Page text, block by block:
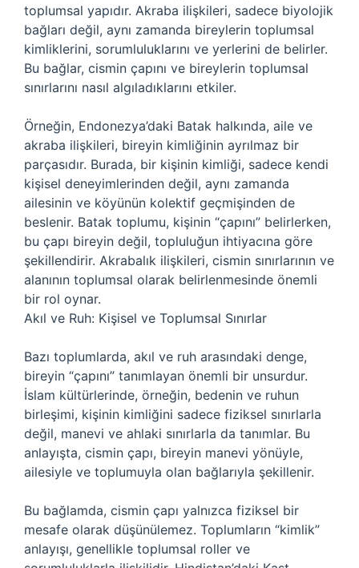
toplumsal yapıdır. Akraba ilişkileri, sadece biyolojik
bağları değil, aynı zamanda bireylerin toplumsal
kimliklerini, sorumluluklarını ve yerlerini de belirler.
Bu bağlar, cismin çapını ve bireylerin toplumsal
sınırlarını nasıl algıladıklarını etkiler.
Örneğin, Endonezya’daki Batak halkında, aile ve
akraba ilişkileri, bireyin kimliğinin ayrılmaz bir
parçasıdır. Burada, bir kişinin kimliği, sadece kendi
kişisel deneyimlerinden değil, aynı zamanda
ailesinin ve köyünün kolektif geçmişinden de
beslenir. Batak toplumu, kişinin “çapını” belirlerken,
bu çapı bireyin değil, topluluğun ihtiyacına göre
şekillendirir. Akrabalık ilişkileri, cismin sınırlarının ve
alanının toplumsal olarak belirlenmesinde önemli
bir rol oynar.
Akıl ve Ruh: Kişisel ve Toplumsal Sınırlar
Bazı toplumlarda, akıl ve ruh arasındaki denge,
bireyin “çapını” tanımlayan önemli bir unsurdur.
İslam kültürlerinde, örneğin, bedenin ve ruhun
birleşimi, kişinin kimliğini sadece fiziksel sınırlarla
değil, manevi ve ahlaki sınırlarla da tanımlar. Bu
anlayışta, cismin çapı, bireyin manevi yönüyle,
ailesiyle ve toplumuyla olan bağlarıyla şekillenir.
Bu bağlamda, cismin çapı yalnızca fiziksel bir
mesafe olarak düşünülemez. Toplumların “kimlik”
anlayışı, genellikle toplumsal roller ve